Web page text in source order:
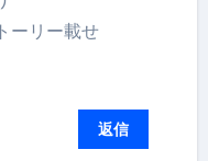
ーリー載せ
返信